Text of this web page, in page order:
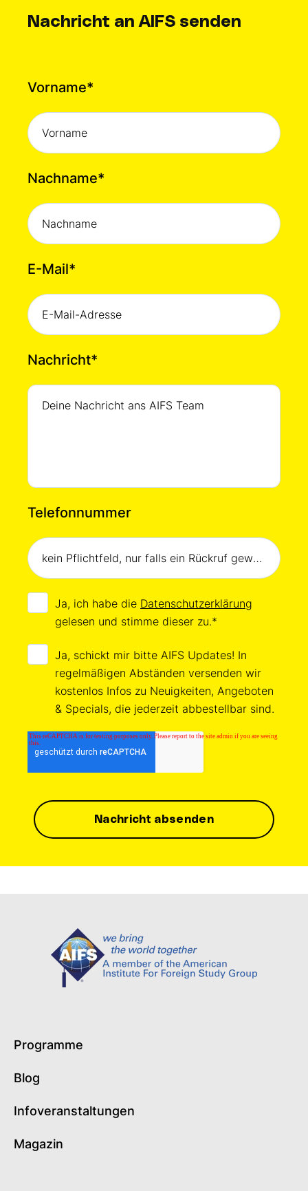
Nachricht an AIFS senden
Vorname*
Nachname*
E-Mail*
Nachricht*
Telefonnummer
Ja, ich habe die Datenschutzerklärung
gelesen und stimme dieser zu.*
Ja, schickt mir bitte AIFS Updates! In
regelmäßigen Abständen versenden wir
kostenlos Infos zu Neuigkeiten, Angeboten
& Specials, die jederzeit abbestellbar sind.
Programme
Blog
Infoveranstaltungen
Magazin